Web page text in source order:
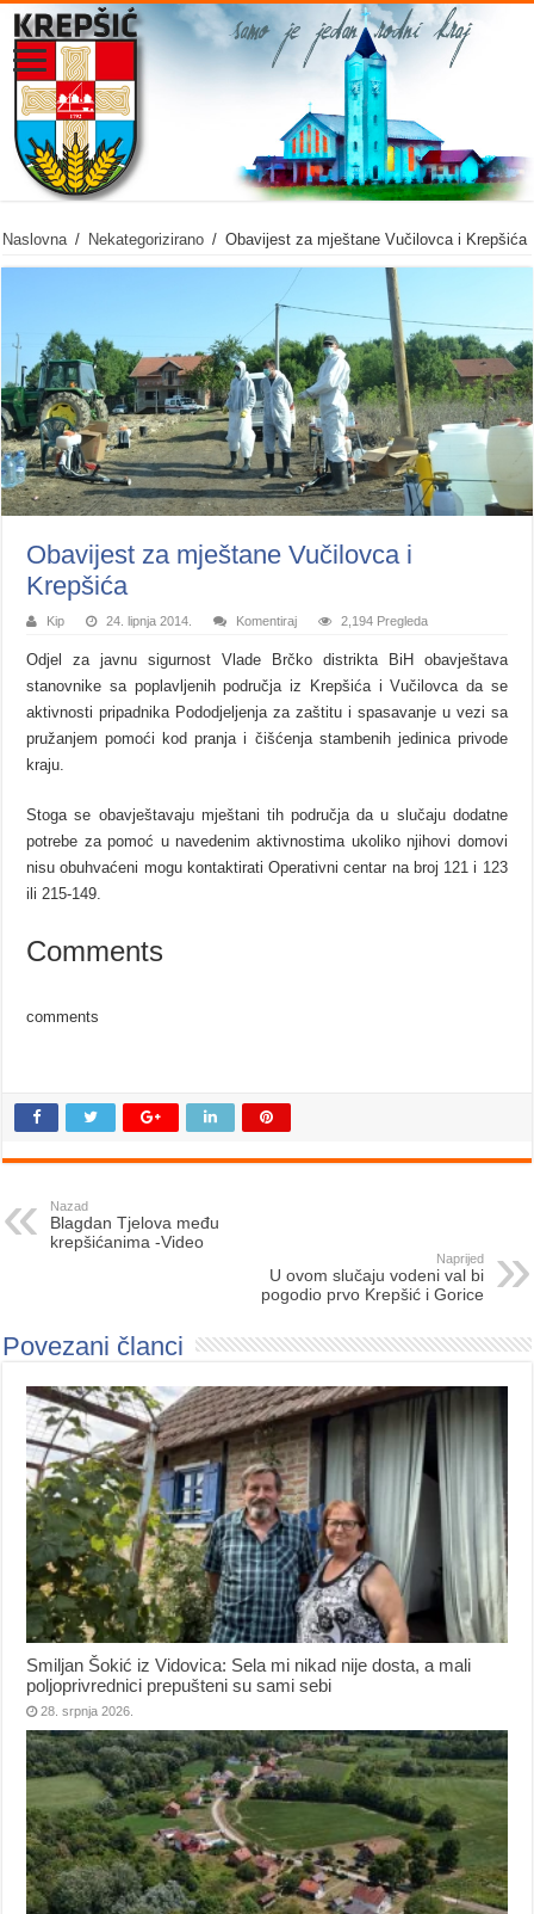
Naslovna / Nekategorizirano / Obavijest za mještane Vučilovca i Krepšića
Obavijest za mještane Vučilovca i
Krepšića
Kip 24. lipnja 2014. Komentiraj 2,194 Pregleda
Odjel za javnu sigurnost Vlade Brčko distrikta BiH obavještava
stanovnike sa poplavljenih područja iz Krepšića i Vučilovca da se
aktivnosti pripadnika Pododjeljenja za zaštitu i spasavanje u vezi sa
pružanjem pomoći kod pranja i čišćenja stambenih jedinica privode
kraju.
Stoga se obavještavaju mještani tih područja da u slučaju dodatne
potrebe za pomoć u navedenim aktivnostima ukoliko njihovi domovi
nisu obuhvaćeni mogu kontaktirati Operativni centar na broj 121 i 123
ili 215-149.
Comments
comments
Nazad
Blagdan Tjelova među
krepšićanima -Video
Naprijed
U ovom slučaju vodeni val bi
pogodio prvo Krepšić i Gorice
Povezani članci
Smiljan Šokić iz Vidovica: Sela mi nikad nije dosta, a mali
poljoprivrednici prepušteni su sami sebi
28. srpnja 2026.